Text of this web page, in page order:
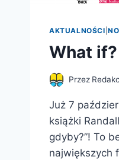
AKTUALNOŚCI |
What
Przez
Już 7
książki
gdyby?”! To
największych